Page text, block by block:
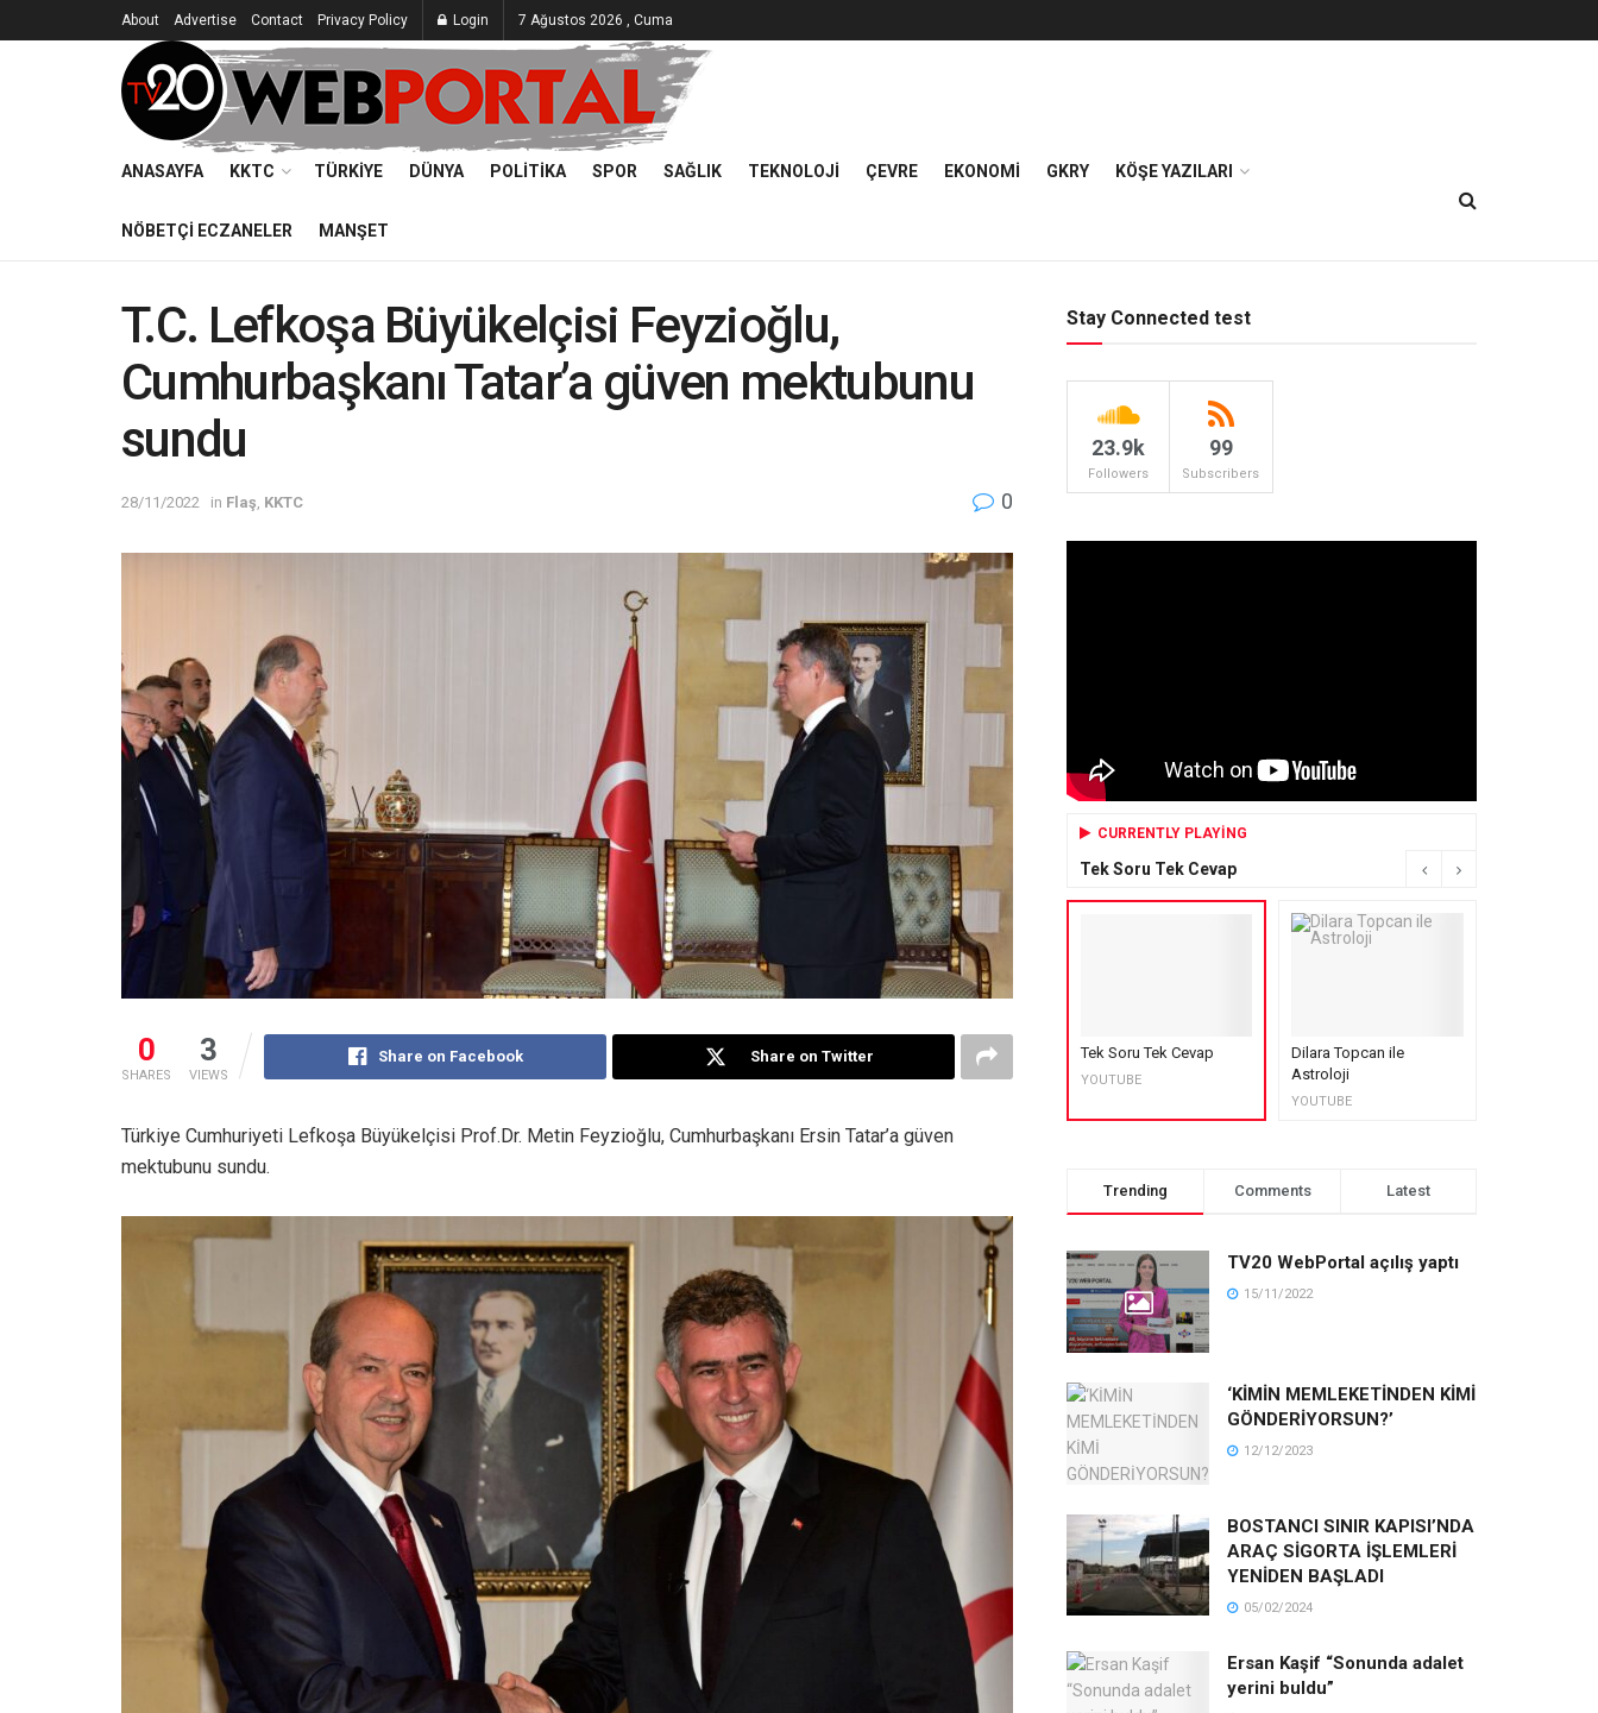
About Advertise Contact Privacy Policy Login 7 Ağustos 2026 , Cuma
ANASAYFA KKTC TÜRKIYE DÜNYA POLITIKA SPOR SAĞLIK TEKNOLOJI ÇEVRE EKONOMI GKRY KÖŞE YAZILARI
NÖBETÇI ECZANELER MANŞET
T.C. Lefkoşa Büyükelçisi Feyzioğlu,
Cumhurbaşkanı Tatar’a güven mektubunu
sundu
28/11/2022 in Flaş KKTC 0
0
SHARES
3
VIEWS
Share on Facebook Share on Twitter
Türkiye Cumhuriyeti Lefkoşa Büyükelçisi Prof.Dr. Metin Feyzioğlu, Cumhurbaşkanı Ersin Tatar’a güven
mektubunu sundu.
Stay Connected test
23.9k
Followers
99
Subscribers
CURRENTLY PLAYING
Tek Soru Tek Cevap
Tek Soru Tek Cevap
YOUTUBE
Dilara Topcan ile
Astroloji
YOUTUBE
Trending Comments Latest
TV20 WebPortal açılış yaptı
15/11/2022
‘KİMİN MEMLEKETİNDEN KİMİ
GÖNDERİYORSUN?’
12/12/2023
BOSTANCI SINIR KAPISI’NDA
ARAÇ SİGORTA İŞLEMLERİ
YENİDEN BAŞLADI
05/02/2024
Ersan Kaşif “Sonunda adalet
yerini buldu”